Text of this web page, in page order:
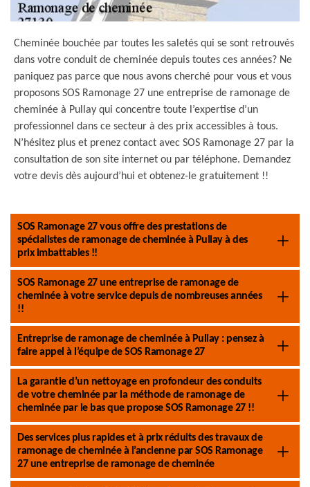
Cheminée bouchée par toutes les saletés qui se sont retrouvés
dans votre conduit de cheminée depuis toutes ces années? Ne
paniquez pas parce que nous avons cherché pour vous et vous
proposons SOS Ramonage 27 une entreprise de ramonage de
cheminée à Pullay qui concentre toute l’expertise d’un
professionnel dans ce secteur à des prix accessibles à tous.
N’hésitez plus et prenez contact avec SOS Ramonage 27 par la
consultation de son site internet ou par téléphone. Demandez
votre devis dès aujourd’hui et obtenez-le gratuitement !!
SOS Ramonage 27 vous offre des prestations de
spécialistes de ramonage de cheminée à Pullay à des
prix imbattables !!
SOS Ramonage 27 une entreprise de ramonage de
cheminée à votre service depuis de nombreuses années
!!
Entreprise de ramonage de cheminée à Pullay : pensez à
faire appel à l’équipe de SOS Ramonage 27
La garantie d’un nettoyage en profondeur des conduits
de votre cheminée par la méthode de ramonage de
cheminée par le bas que propose SOS Ramonage 27 !!
Des services plus rapides et à prix réduits des travaux de
ramonage de cheminée à l’ancienne par SOS Ramonage
27 une entreprise de ramonage de cheminée